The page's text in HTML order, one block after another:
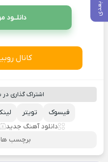
دانلــود
کانال
اشتراک گذاری
تویتر
فیسوک
دانلود آهنگ جدید
برچسب